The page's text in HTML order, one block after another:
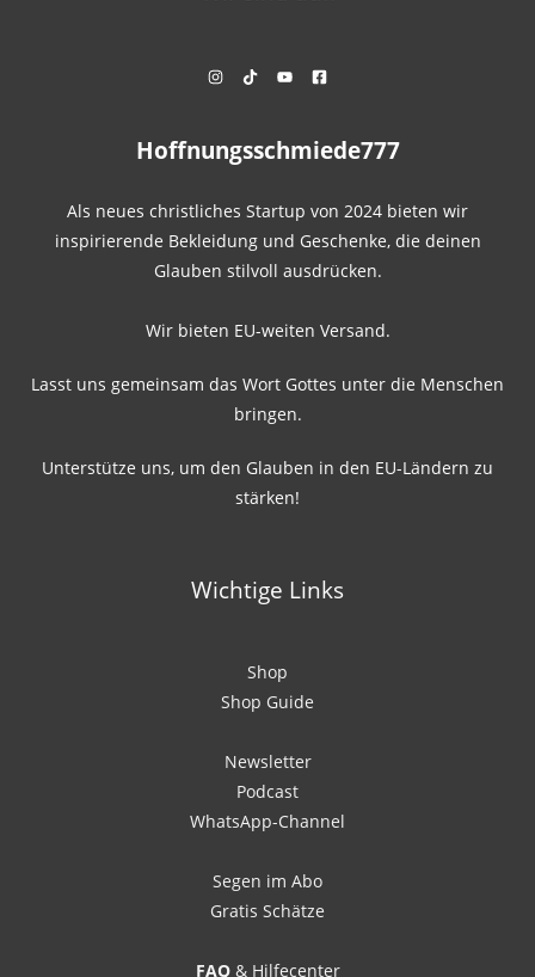
Hoffnungsschmiede777
Als neues christliches Startup von 2024 bieten wir
inspirierende Bekleidung und Geschenke, die deinen
Glauben stilvoll ausdrücken.
Wir bieten EU-weiten Versand.
Lasst uns gemeinsam das Wort Gottes unter die Menschen
bringen.
Unterstütze uns, um den Glauben in den EU-Ländern zu
stärken!
Wichtige Links
Shop
Shop Guide
Newsletter
Podcast
WhatsApp-Channel
Segen im Abo
Gratis Schätze
FAQ& Hilfecenter